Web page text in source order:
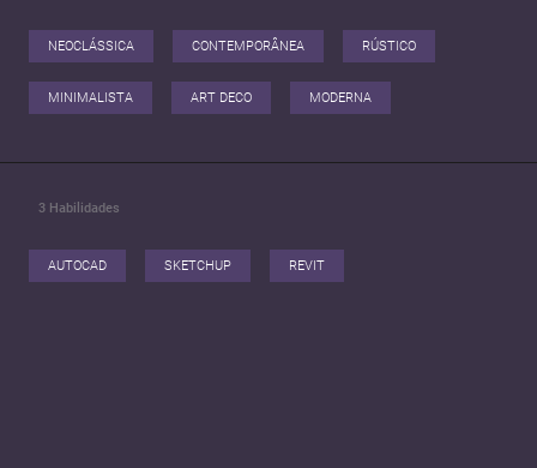
NEOCLÁSSICA CONTEMPORÂNEA RÚSTICO
MINIMALISTA ART DECO MODERNA
3 Habilidades
AUTOCAD SKETCHUP REVIT